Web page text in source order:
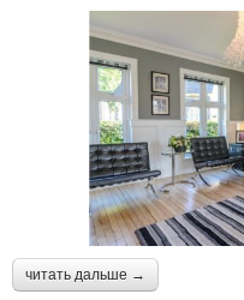
читать дальше →